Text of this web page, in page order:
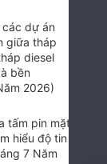
các dự án
giữa tháp
diesel
bền
2026)
tấm pin mặt
hiểu độ tin
7 Năm